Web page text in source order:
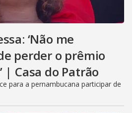
‘Não me
perder o prêmio
| Casa do Patrão
para a pernambucana participar de